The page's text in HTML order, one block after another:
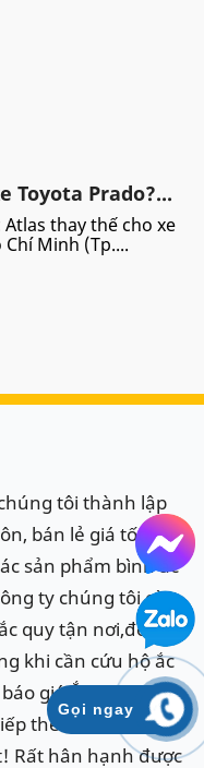
Toyota Prado?...
thay thế cho xe
Minh (Tp....
tôi thành lập
bán lẻ giá tốt kèm
sản phẩm bình ắc
ty chúng tôi còn
quy tận nơi,đem
khi cần cứu hộ ắc
giá Ắc Quy Atlas
theo
Rất hân hạnh được
Gọi ngay